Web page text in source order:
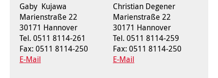
Gaby Kujawa
Marienstraße 22
30171 Hannover
Tel. 0511 8114-261
Fax: 0511 8114-250
E-Mail
Christian Degener
Marienstraße 22
30171 Hannover
Tel. 0511 8114-259
Fax: 0511 8114-250
E-Mail